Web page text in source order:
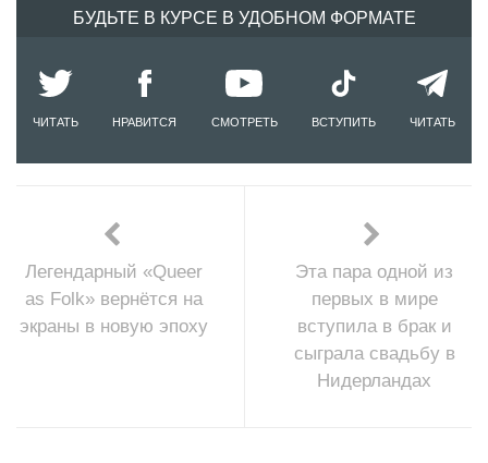
БУДЬТЕ В КУРСЕ В УДОБНОМ ФОРМАТЕ
ЧИТАТЬ НРАВИТСЯ СМОТРЕТЬ ВСТУПИТЬ ЧИТАТЬ
Легендарный «Queer
as Folk» вернётся на
экраны в новую эпоху
Эта пара одной из
первых в мире
вступила в брак и
сыграла свадьбу в
Нидерландах